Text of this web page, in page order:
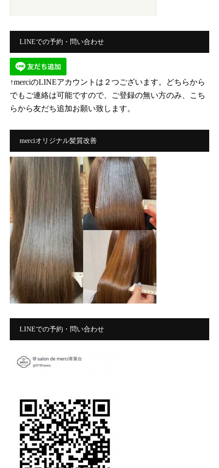
LINEでの予約・問い合わせ
↑merciのLINEアカウントは２つございます。どちらから
でもご連絡は可能ですので、ご登録の無い方のみ、こち
らから友だち追加お願い致します。
merciオリジナル髪質改善
LINEでの予約・問い合わせ